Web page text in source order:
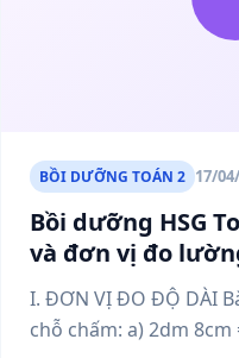
BỒI DƯỠNG TOÁN 2 17/
Bồi dưỡng HSG
và đơn vị đo
I. ĐƠN VỊ ĐO ĐỘ DÀI
chỗ chấm: a) 2dm